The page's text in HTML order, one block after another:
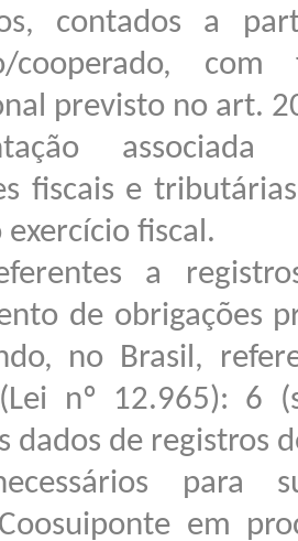
contados a
cooperado,
previsto no art.
fiscais e
fiscal.
a
de obrigações
no Brasil,
nº 12.965): 6
dados de registros
para
em